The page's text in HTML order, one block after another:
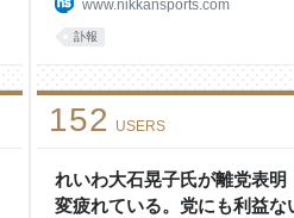
www.nikkansports.com
訃報
れいわ大石晃子氏が離党表明
変疲れている。党にも利益な
152 USERS